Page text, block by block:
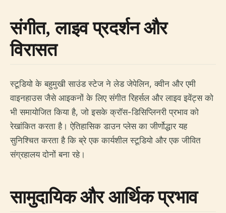
संगीत, लाइव प्रदर्शन और
विरासत
स्टूडियो के बहुमुखी साउंड स्टेज ने लेड जेपेलिन, क्वीन और एमी
वाइनहाउस जैसे आइकनों के लिए संगीत रिहर्सल और लाइव इवेंट्स को
भी समायोजित किया है, जो इसके क्रॉस-डिसिप्लिनरी प्रभाव को
रेखांकित करता है। ऐतिहासिक डाउन प्लेस का जीर्णोद्धार यह
सुनिश्चित करता है कि ब्रे एक कार्यशील स्टूडियो और एक जीवित
संग्रहालय दोनों बना रहे।
सामुदायिक और आर्थिक प्रभाव